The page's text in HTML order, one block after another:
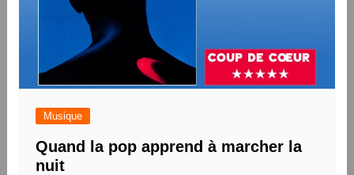
Musique
Quand la pop apprend à marcher la
nuit